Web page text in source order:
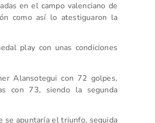
en el campo valenciano de
como así lo atestiguaron la
play con unas condiciones
Alansotegui con 72 golpes,
con 73, siendo la segunda
se apuntaría el triunfo, seguida